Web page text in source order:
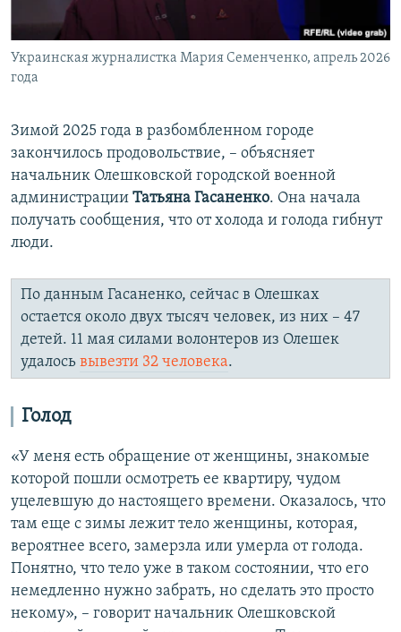
Украинская журналистка Мария Семенченко, апрель 2026
года
Зимой 2025 года в разбомбленном городе
закончилось продовольствие, – объясняет
начальник Олешковской городской военной
администрации Татьяна Гасаненко. Она начала
получать сообщения, что от холода и голода гибнут
люди.
По данным Гасаненко, сейчас в Олешках
остается около двух тысяч человек, из них – 47
детей. 11 мая силами волонтеров из Олешек
удалось вывезти 32 человека.
Голод
«У меня есть обращение от женщины, знакомые
которой пошли осмотреть ее квартиру, чудом
уцелевшую до настоящего времени. Оказалось, что
там еще с зимы лежит тело женщины, которая,
вероятнее всего, замерзла или умерла от голода.
Понятно, что тело уже в таком состоянии, что его
немедленно нужно забрать, но сделать это просто
некому», – говорит начальник Олешковской